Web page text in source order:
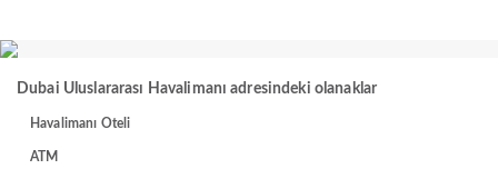
Dubai Uluslararası Havalimanı adresindeki olanaklar
Havalimanı Oteli
ATM